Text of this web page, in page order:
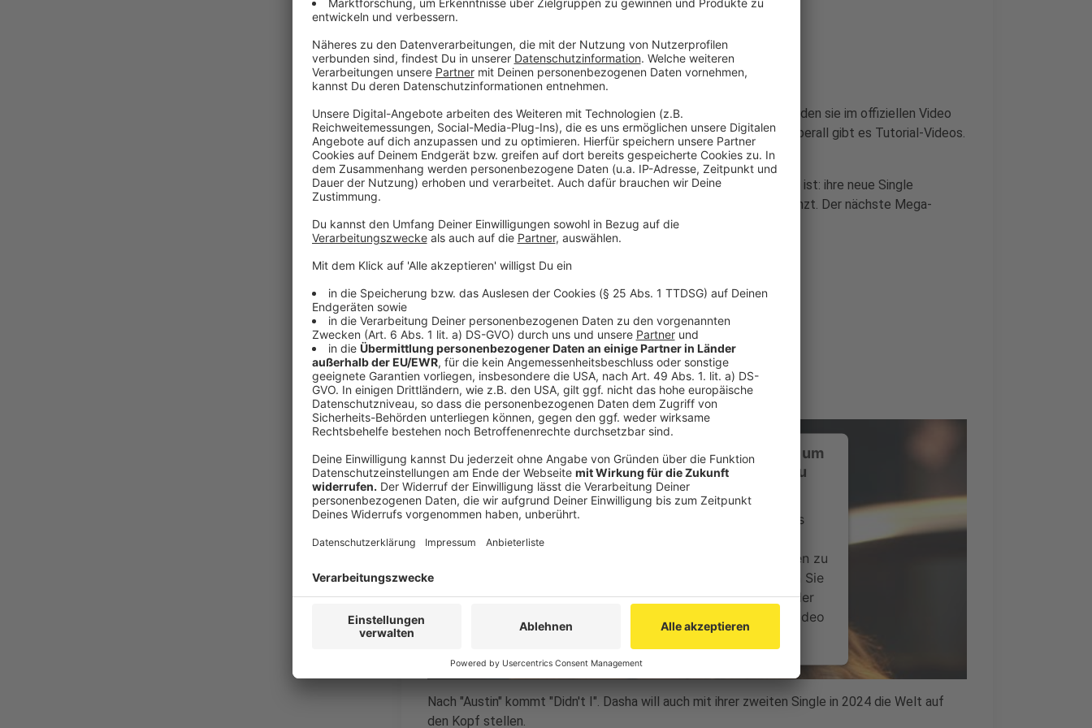
Anzeige
Nicht nur ihr Song wurde berühmt, sondern auch der "Line Dance", den sie im offiziellen Video
performt hat. Millionen von Fans versuchten ihn nachzumachen, überall gibt es Tutorial-Videos.
Eine Sache, die Dasha sehr verzückte, wie sie verriet.
Und dann wäre da ja noch der eigentliche Grund, warum sie bei uns ist: ihre neue Single
vorzustellen. "Didn't I" heißt die Single, auch hier wird wieder getanzt. Der nächste Mega-
Erfolg? Es würde uns nicht überraschen.
Anzeige
Die Single "Didn't I"
Anzeige
Wir benötigen Ihre Zustimmung, um
den YouTube Video-Service zu
laden!
Wir verwenden einen Service eines
einzubetten. Dieser Service kann Daten zu
Ihren Aktivitäten sammeln. Bitte lesen Sie
die Details durch und stimmen Sie der
Nutzung des Service zu, um dieses Video
anzusehen.
Mehr Informationen
Akzeptieren
Nach "Austin" kommt "Didn't I". Dasha will auch mit ihrer zweiten Single in 2024 die Welt auf
den Kopf stellen.